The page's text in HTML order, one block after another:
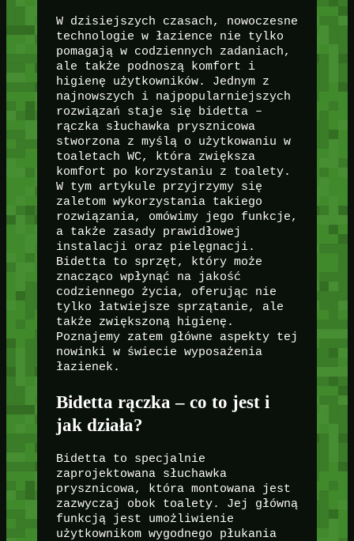
W dzisiejszych czasach, nowoczesne
technologie w łazience nie tylko
pomagają w codziennych zadaniach,
ale także podnoszą komfort i
higienę użytkowników. Jednym z
najnowszych i najpopularniejszych
rozwiązań staje się bidetta –
rączka słuchawka prysznicowa
stworzona z myślą o użytkowaniu w
toaletach WC, która zwiększa
komfort po korzystaniu z toalety.
W tym artykule przyjrzymy się
zaletom wykorzystania takiego
rozwiązania, omówimy jego funkcje,
a także zasady prawidłowej
instalacji oraz pielęgnacji.
Bidetta to sprzęt, który może
znacząco wpłynąć na jakość
codziennego życia, oferując nie
tylko łatwiejsze sprzątanie, ale
także zwiększoną higienę.
Poznajemy zatem główne aspekty tej
nowinki w świecie wyposażenia
łazienek.
Bidetta rączka – co to jest i
jak działa?
Bidetta to specjalnie
zaprojektowana słuchawka
prysznicowa, która montowana jest
zazwyczaj obok toalety. Jej główną
funkcją jest umożliwienie
użytkownikom wygodnego płukania